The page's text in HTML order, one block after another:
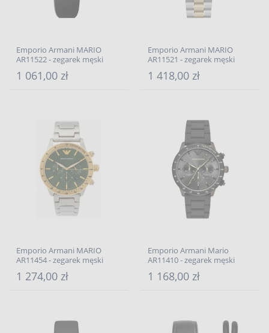
Emporio Armani MARIO
AR11522 - zegarek męski
1 061,00 zł
Emporio Armani MARIO
AR11521 - zegarek męski
1 418,00 zł
Emporio Armani MARIO
AR11454 - zegarek męski
1 274,00 zł
Emporio Armani Mario
AR11410 - zegarek męski
1 168,00 zł